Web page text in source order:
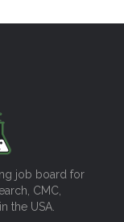
job board for
CMC,
the USA.